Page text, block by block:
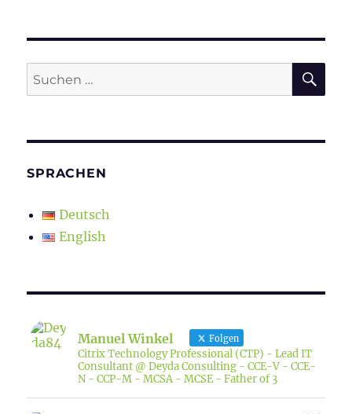
Suchen
nach:
SPRACHEN
Deutsch
English
Manuel Winkel Folgen
Citrix Technology Professional (CTP) - Lead IT
Consultant @ Deyda Consulting - CCE-V - CCE-
N - CCP-M - MCSA - MCSE - Father of 3